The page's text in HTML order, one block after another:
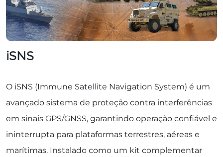
iSNS
O iSNS (Immune Satellite Navigation System) é um
avançado sistema de proteção contra interferências
em sinais GPS/GNSS, garantindo operação confiável e
ininterrupta para plataformas terrestres, aéreas e
marítimas. Instalado como um kit complementar